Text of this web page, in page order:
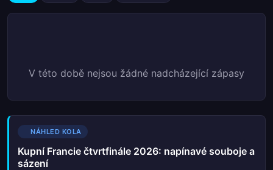
V této době nejsou žádné nadcházející zápasy
NÁHLED KOLA
Kupní Francie čtvrtfinále 2026: napínavé souboje a
sázení